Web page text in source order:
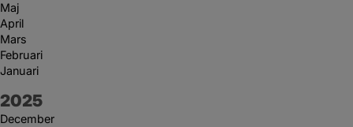
Maj
April
Mars
Februari
Januari
År:
2025
December